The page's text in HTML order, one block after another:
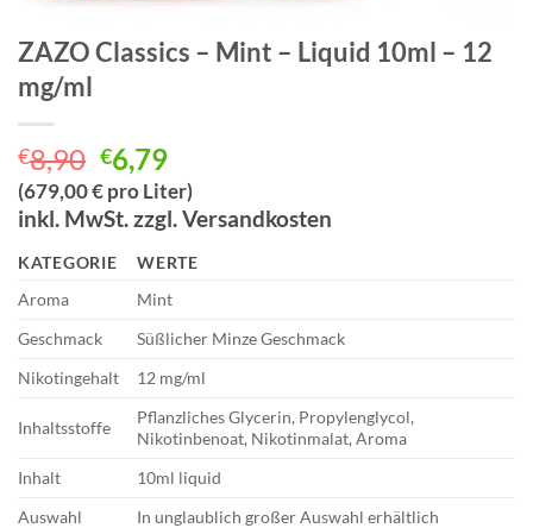
ZAZO Classics – Mint – Liquid 10ml – 12
mg/ml
€8,90 Ursprünglicher
Preis
war:
€6,79Aktueller
Preis
ist:
(679,00 € pro Liter)
inkl. MwSt. zzgl. Versandkosten
KATEGORIE
WERTE
Aroma
Mint
Geschmack
Süßlicher Minze Geschmack
Nikotingehalt
12 mg/ml
Inhaltsstoffe
Pflanzliches Glycerin, Propylenglycol,
Nikotinbenoat, Nikotinmalat, Aroma
Inhalt
10ml liquid
Auswahl
In unglaublich großer Auswahl erhältlich